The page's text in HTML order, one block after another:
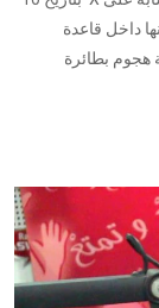
أنها داخل قاعدة
هجوم بطائرة